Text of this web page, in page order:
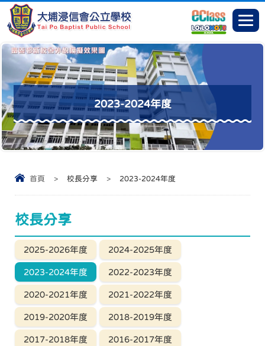
2023-2024年度
首頁 > 校長分享 > 2023-2024年度
校長分享
2025-2026年度 2024-2025年度
2023-2024年度 2022-2023年度
2020-2021年度 2021-2022年度
2019-2020年度 2018-2019年度
2017-2018年度 2016-2017年度